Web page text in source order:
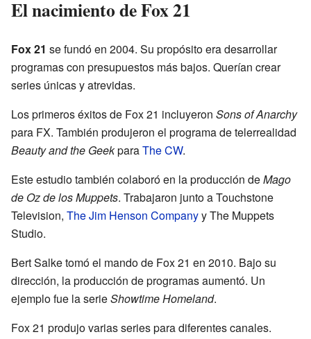
El nacimiento de Fox 21
Fox 21 se fundó en 2004. Su propósito era desarrollar
programas con presupuestos más bajos. Querían crear
series únicas y atrevidas.
Los primeros éxitos de Fox 21 incluyeron Sons of Anarchy
para FX. También produjeron el programa de telerrealidad
Beauty and the GeekparaThe CW.
Este estudio también colaboró en la producción deMago
de Oz de los Muppets. Trabajaron junto a Touchstone
Television, The Jim Henson Companyy The Muppets
Studio.
Bert Salke tomó el mando de Fox 21 en 2010. Bajo su
dirección, la producción de programas aumentó. Un
ejemplo fue la serieShowtime Homeland.
Fox 21 produjo varias series para diferentes canales.